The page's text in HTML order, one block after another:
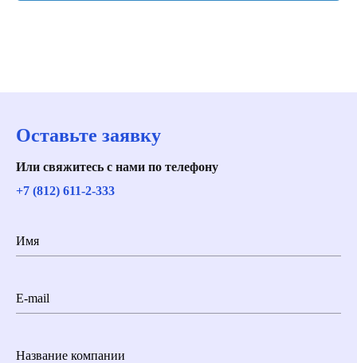
Оставьте заявку
Или свяжитесь с нами по телефону
+7 (812) 611-2-333
Имя
E-mail
Название компании